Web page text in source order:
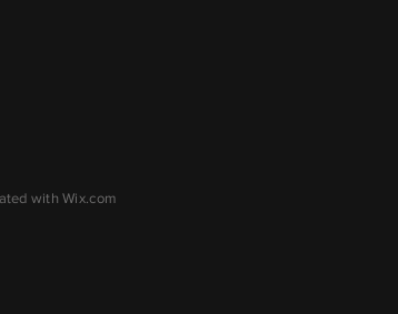
withWix.com